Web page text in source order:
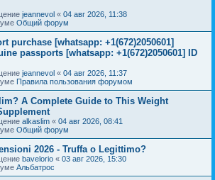
jeannevol « 04 авг 2026, 11:38
Общий форум
purchase [whatsapp: +1(672)2050601]
passports [whatsapp: +1(672)2050601] ID
jeannevol « 04 авг 2026, 11:37
Правила пользования форумом
A Complete Guide to This Weight
alkaslim « 04 авг 2026, 08:41
Общий форум
2026 - Truffa o Legittimo?
bavelorio « 03 авг 2026, 15:30
Альбатрос